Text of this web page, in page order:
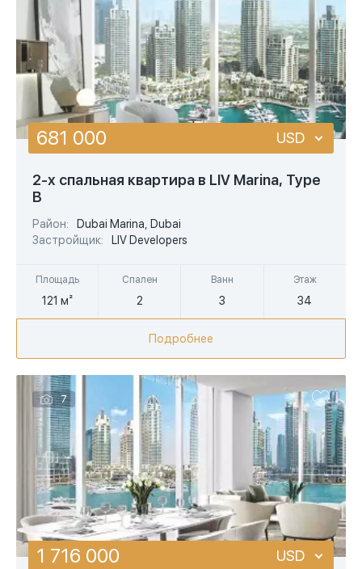
2-х спальная квартира в LIV Marina, Type
B
Район:
Dubai Marina, Dubai
Застройщик:
LIV Developers
Площадь
121 м²
Спален
2
Ванн
3
Этаж
34
681 000 USD
Подробнее
7
1 716 000 USD